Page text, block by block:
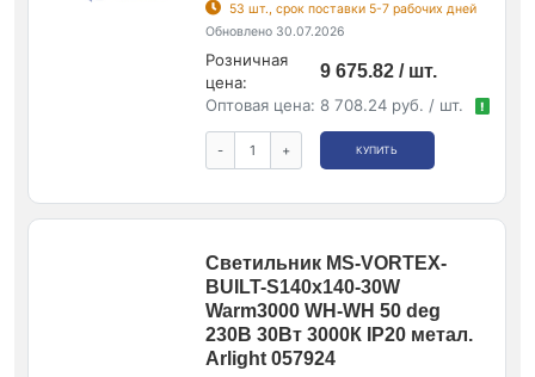
53 шт., срок поставки 5-7 рабочих дней
Обновлено 30.07.2026
Розничная
цена:
9 675.82 / шт.
Оптовая цена: 8 708.24 руб. / шт. !
- + КУПИТЬ
Светильник MS-VORTEX-
BUILT-S140x140-30W
Warm3000 WH-WH 50 deg
230В 30Вт 3000К IP20 метал.
Arlight 057924